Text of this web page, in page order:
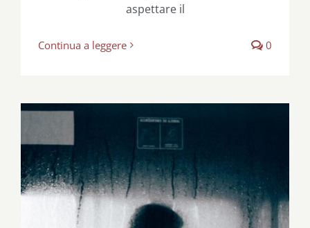
aspettare il
Continua a leggere 0